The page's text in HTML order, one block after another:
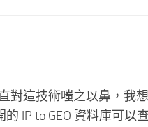
對這技術嗤之以鼻，我
IP to GEO 資料庫可以